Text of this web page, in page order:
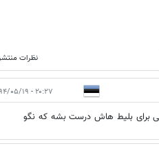
نظرات
۲۰:۲۷ - ۱۳۹۴/۰۵/۱۹
برای بلیط هاش درست بشه که نگو